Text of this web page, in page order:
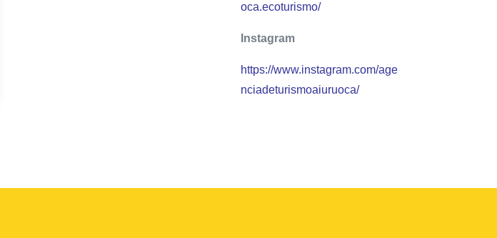
oca.ecoturismo/
Instagram
https://www.instagram.com/age
nciadeturismoaiuruoca/